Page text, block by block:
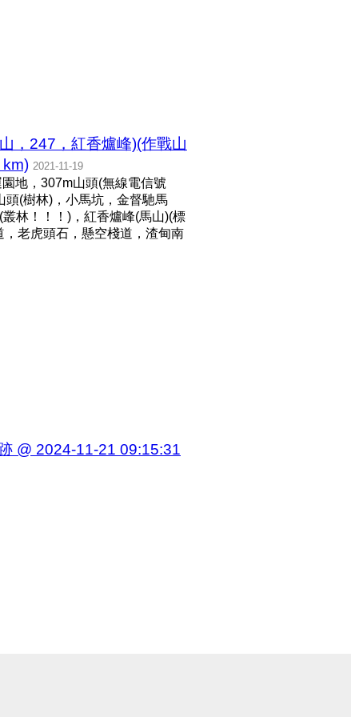
，247，紅香爐峰)(作戰山
2021-11-19
地，307m山頭(無線電信號
頭(樹林)，小馬坑，金督馳馬
林！！！)，紅香爐峰(馬山)(標
老虎頭石，懸空棧道，渣甸南
@ 2024-11-21 09:15:31